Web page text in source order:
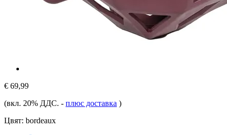
€ 69,99
(вкл. 20% ДДС. - плюс доставка )
Цвят: bordeaux